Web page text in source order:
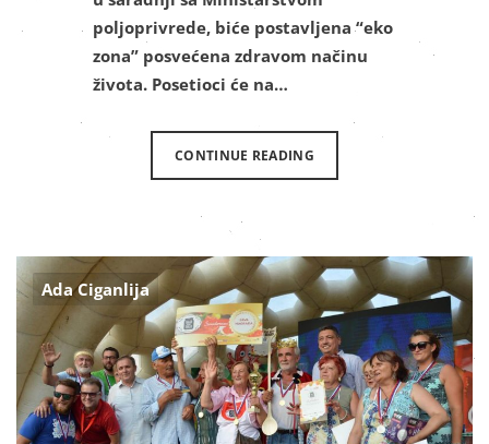
poljoprivrede, biće postavljena “eko
zona” posvećena zdravom načinu
života. Posetioci će na…
CONTINUE READING
Ada Ciganlija